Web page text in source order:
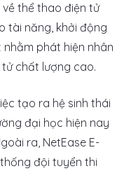
thể thao điện tử
tài năng, khởi động
nhằm phát hiện nhân
chất lượng cao.
tạo ra hệ sinh thái
đại học hiện nay
ra, NetEase E-
đội tuyển thi